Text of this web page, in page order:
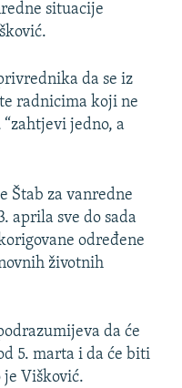
situacije
da se iz
radnicima koji ne
jedno, a
Štab za vanredne
aprila sve do sada
određene
životnih
da će
5. marta i da će biti
Višković.